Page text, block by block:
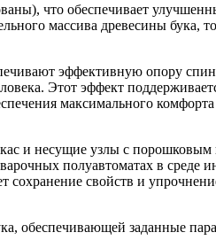
что обеспечивает
массива древесины бука,
эффективную опору
Этот эффект
максимального
и несущие узлы с
полуавтоматах в среде
сохранение свойств и
обеспечивающей заданные